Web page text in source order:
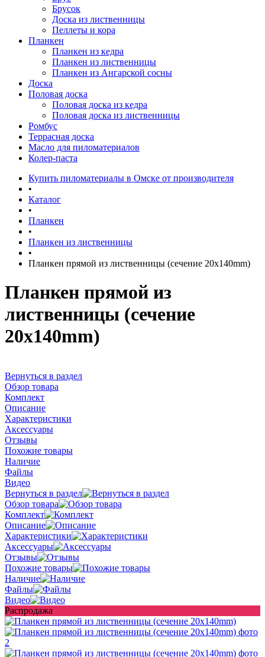
Брусок
Доска из лиственницы
Пеллеты и кора
Планкен
Планкен из кедра
Планкен из лиственницы
Планкен из Ангарской сосны
Доска
Половая доска
Половая доска из кедра
Половая доска из лиственницы
Ромбус
Террасная доска
Масло для пиломатериалов
Колер-паста
Купить пиломатериалы в Омске от производителя
•
Каталог
•
Планкен
•
Планкен из лиственницы
•
Планкен прямой из лиственницы (сечение 20х140mm)
Планкен прямой из
лиственницы (сечение
20х140mm)
Вернуться в раздел
Обзор товара
Комплект
Описание
Характеристики
Аксессуары
Отзывы
Похожие товары
Наличие
Файлы
Видео
Вернуться в раздел
Обзор товара
Комплект
Описание
Характеристики
Аксессуары
Отзывы
Похожие товары
Наличие
Файлы
Видео
Распродажа